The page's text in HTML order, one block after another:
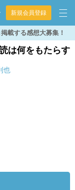
新規会員登録
載する感想大募集！
は何をもたらす
也